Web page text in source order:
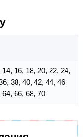
16, 18, 20, 22, 24,
38, 40, 42, 44, 46,
64, 66, 68, 70